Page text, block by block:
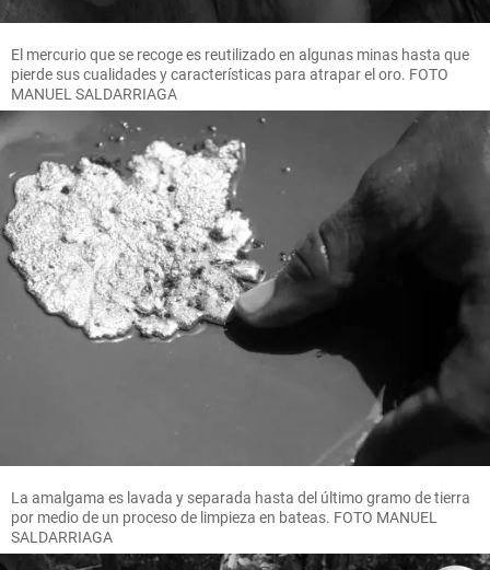
El mercurio que se recoge es reutilizado en algunas minas hasta que
pierde sus cualidades y características para atrapar el oro. FOTO
MANUEL SALDARRIAGA
La amalgama es lavada y separada hasta del último gramo de tierra
por medio de un proceso de limpieza en bateas. FOTO MANUEL
SALDARRIAGA